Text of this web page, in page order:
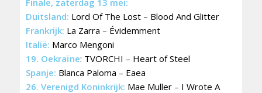
Duitsland: Lord Of The Lost – Blood And Glitter
Frankrijk: La Zarra – Évidemment
Italië: Marco Mengoni
19. Oekraïne: TVORCHI – Heart of Steel
Spanje: Blanca Paloma – Eaea
26. Verenigd Koninkrijk: Mae Muller – I Wrote A